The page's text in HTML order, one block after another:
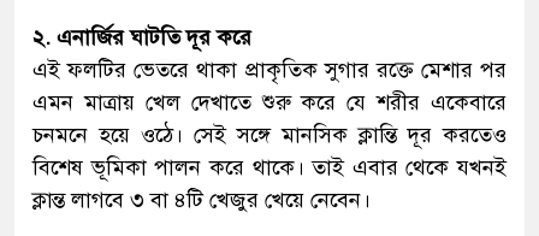
২. এনার্জির ঘাটতি দূর করে
এই ফলটির ভেতরে থাকা প্রাকৃতিক সুগার রক্তে মেশার পর
এমন মাত্রায় খেল দেখাতে শুরু করে যে শরীর একেবারে
চনমনে হয়ে ওঠে। সেই সঙ্গে মানসিক ক্লান্তি দূর করতেও
বিশেষ ভূমিকা পালন করে থাকে। তাই এবার থেকে যখনই
ক্লান্ত লাগবে ৩ বা ৪টি খেজুর খেয়ে নেবেন।